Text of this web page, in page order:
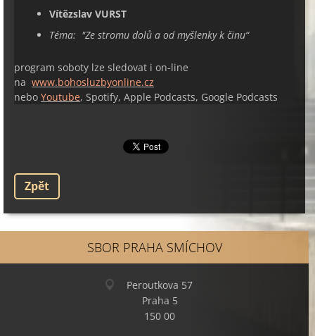
Vítězslav VURST
Téma: "Ze stromu dolů a od myšlenky k činu“
program soboty lze sledovat i on-line
na www.bohosluzbyonline.cz
nebo Youtube, Spotify, Apple Podcasts, Google Podcasts
Zpět
SBOR PRAHA SMÍCHOV
Peroutkova 57
Praha 5
150 00